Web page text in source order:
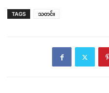
TAGS သတင်း